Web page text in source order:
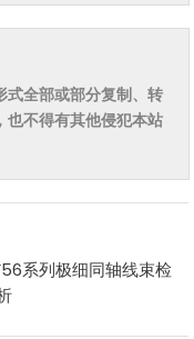
式全部或部分复制、转
也不得有其他侵犯本站
系列极细同轴线束检